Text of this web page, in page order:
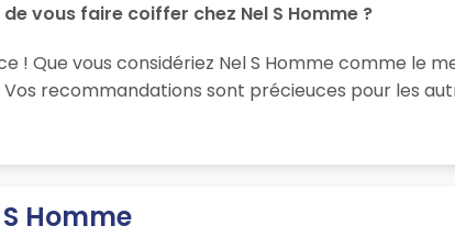
vous faire coiffer chez Nel S Homme ?
! Que vous considériez Nel S Homme comme le
recommandations sont précieuces pour les
Homme